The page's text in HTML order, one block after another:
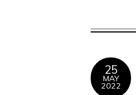
25
MAY
2022